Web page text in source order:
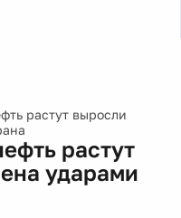
растут выросли
растут
ударами